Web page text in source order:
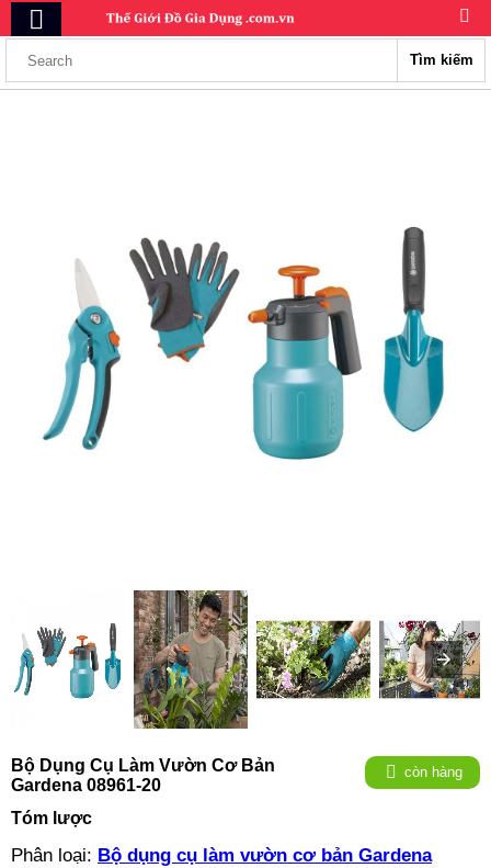
Tìm kiếm
Bộ Dụng Cụ Làm Vườn Cơ Bản
Gardena 08961-20
còn hàng
Tóm lược
Phân loại: Bộ dụng cụ làm vườn cơ bản Gardena